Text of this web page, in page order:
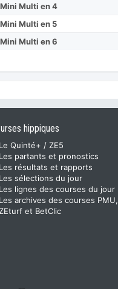
Mini Multi en 4
Mini Multi en 5
Mini Multi en 6
hippiques
Le Quinté+ / ZE5
Les partants et pronostics
Les résultats et rapports
Les sélections du jour
Les lignes des courses du jour
Les archives des courses PMU,
et BetClic